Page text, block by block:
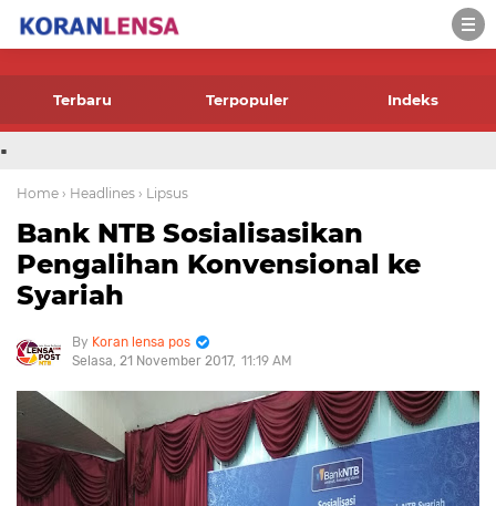
-->
Terbaru Terpopuler Indeks
.
Home › Headlines › Lipsus
Bank NTB Sosialisasikan
Pengalihan Konvensional ke
Syariah
Koran lensa pos
Selasa, 21 November 2017 11:19 AM